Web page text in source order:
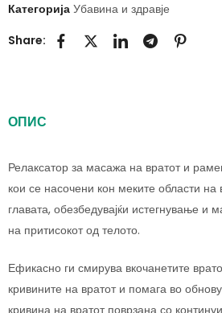
Категорија Убавина и здравје
Share:
ОПИС
Релаксатор за масажа на вратот и
кои се насочени кон меките области
главата, обезбедувајќи истегнување и
на притисокот од телото.
Ефикасно ги смирува вкочанетите
кривините на вратот и помага во